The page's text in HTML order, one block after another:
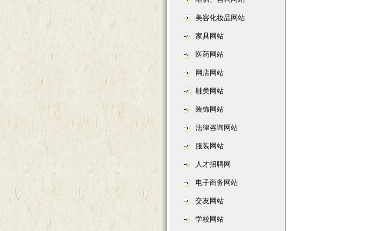
美容化妆品网站
家具网站
医药网站
网店网站
鞋类网站
装饰网站
法律咨询网站
服装网站
人才招聘网
电子商务网站
交友网站
学校网站